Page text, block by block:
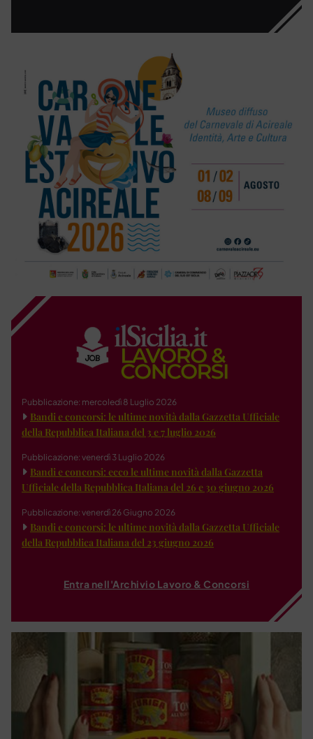
Pubblicazione: mercoledì 8 Luglio 2026
Bandi e concorsi: le ultime novità dalla Gazzetta Ufficiale
della Repubblica Italiana del 3 e 7 luglio 2026
Pubblicazione: venerdì 3 Luglio 2026
Bandi e concorsi: ecco le ultime novità dalla Gazzetta
Ufficiale della Repubblica Italiana del 26 e 30 giugno 2026
Pubblicazione: venerdì 26 Giugno 2026
Bandi e concorsi: le ultime novità dalla Gazzetta Ufficiale
della Repubblica Italiana del 23 giugno 2026
Entra nell'Archivio Lavoro & Concorsi